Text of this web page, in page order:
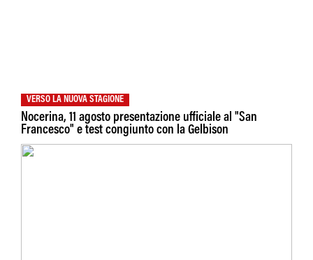
VERSO LA NUOVA STAGIONE
Nocerina, 11 agosto presentazione ufficiale al "San
Francesco" e test congiunto con la Gelbison